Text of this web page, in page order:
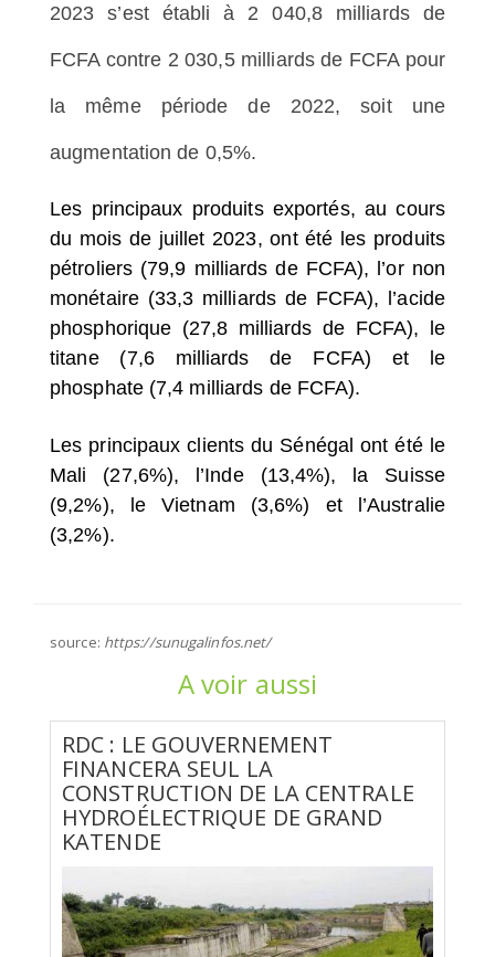
2023 s’est établi à 2 040,8 milliards de
FCFA contre 2 030,5 milliards de FCFA pour
la même période de 2022, soit une
augmentation de 0,5%.
Les principaux produits exportés, au cours
du mois de juillet 2023, ont été les produits
pétroliers (79,9 milliards de FCFA), l’or non
monétaire (33,3 milliards de FCFA), l’acide
phosphorique (27,8 milliards de FCFA), le
titane (7,6 milliards de FCFA) et le
phosphate (7,4 milliards de FCFA).
Les principaux clients du Sénégal ont été le
Mali (27,6%), l’Inde (13,4%), la Suisse
(9,2%), le Vietnam (3,6%) et l’Australie
(3,2%).
source: https://sunugalinfos.net/
A voir aussi
RDC : LE GOUVERNEMENT
FINANCERA SEUL LA
CONSTRUCTION DE LA CENTRALE
HYDROÉLECTRIQUE DE GRAND
KATENDE